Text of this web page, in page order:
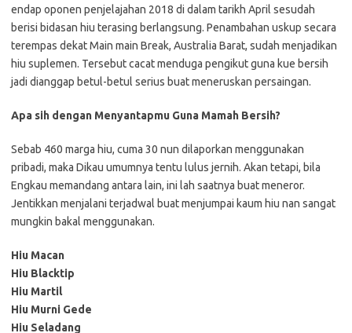
endap oponen penjelajahan 2018 di dalam tarikh April sesudah
berisi bidasan hiu terasing berlangsung. Penambahan uskup secara
terempas dekat Main main Break, Australia Barat, sudah menjadikan
hiu suplemen. Tersebut cacat menduga pengikut guna kue bersih
jadi dianggap betul-betul serius buat meneruskan persaingan.
Apa sih dengan Menyantapmu Guna Mamah Bersih?
Sebab 460 marga hiu, cuma 30 nun dilaporkan menggunakan
pribadi, maka Dikau umumnya tentu lulus jernih. Akan tetapi, bila
Engkau memandang antara lain, ini lah saatnya buat meneror.
Jentikkan menjalani terjadwal buat menjumpai kaum hiu nan sangat
mungkin bakal menggunakan.
Hiu Macan
Hiu Blacktip
Hiu Martil
Hiu Murni Gede
Hiu Seladang